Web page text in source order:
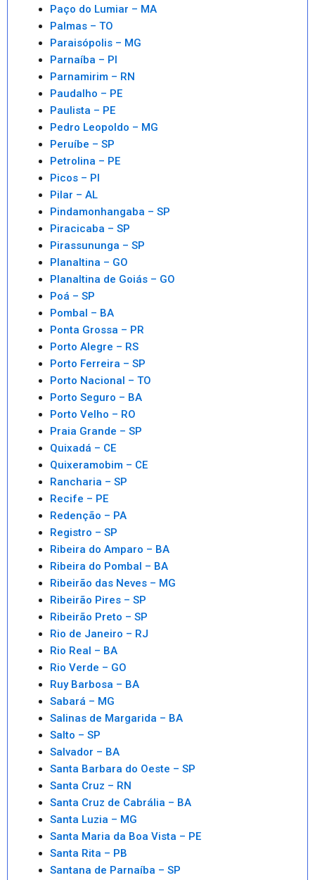
Paço do Lumiar – MA
Palmas – TO
Paraisópolis – MG
Parnaíba – PI
Parnamirim – RN
Paudalho – PE
Paulista – PE
Pedro Leopoldo – MG
Peruíbe – SP
Petrolina – PE
Picos – PI
Pilar – AL
Pindamonhangaba – SP
Piracicaba – SP
Pirassununga – SP
Planaltina – GO
Planaltina de Goiás – GO
Poá – SP
Pombal – BA
Ponta Grossa – PR
Porto Alegre – RS
Porto Ferreira – SP
Porto Nacional – TO
Porto Seguro – BA
Porto Velho – RO
Praia Grande – SP
Quixadá – CE
Quixeramobim – CE
Rancharia – SP
Recife – PE
Redenção – PA
Registro – SP
Ribeira do Amparo – BA
Ribeira do Pombal – BA
Ribeirão das Neves – MG
Ribeirão Pires – SP
Ribeirão Preto – SP
Rio de Janeiro – RJ
Rio Real – BA
Rio Verde – GO
Ruy Barbosa – BA
Sabará – MG
Salinas de Margarida – BA
Salto – SP
Salvador – BA
Santa Barbara do Oeste – SP
Santa Cruz – RN
Santa Cruz de Cabrália – BA
Santa Luzia – MG
Santa Maria da Boa Vista – PE
Santa Rita – PB
Santana de Parnaíba – SP